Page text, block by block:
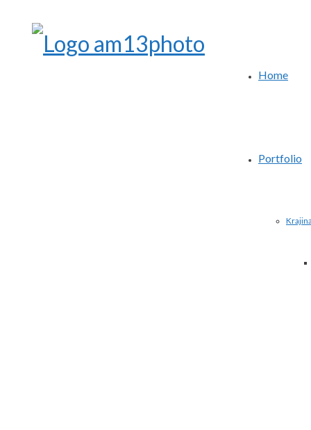
Home
Portfolio